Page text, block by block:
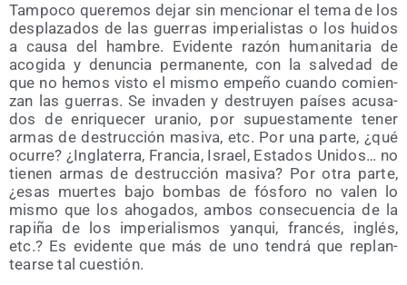
Tam­po­co que­re­mos dejar sin men­cio­nar el tema de los
des­pla­za­dos de las gue­rras impe­ria­lis­tas o los hui­dos
a cau­sa del ham­bre. Evi­den­te razón huma­ni­ta­ria de
aco­gi­da y denun­cia per­ma­nen­te, con la sal­ve­dad de
que no hemos vis­to el mis­mo empe­ño cuan­do comien­
zan las gue­rras. Se inva­den y des­tru­yen paí­ses acu­sa­
dos de enri­que­cer ura­nio, por supues­ta­men­te tener
armas de des­truc­ción masi­va, etc. Por una par­te, ¿qué
ocu­rre? ¿Ingla­te­rra, Fran­cia, Israel, Esta­dos Uni­dos… no
tie­nen armas de des­truc­ción masi­va? Por otra par­te,
¿esas muer­tes bajo bom­bas de fós­fo­ro no valen lo
mis­mo que los aho­ga­dos, ambos con­se­cuen­cia de la
rapi­ña de los impe­ria­lis­mos yan­qui, fran­cés, inglés,
etc.? Es evi­den­te que más de uno ten­drá que replan­
tear­se tal cuestión.